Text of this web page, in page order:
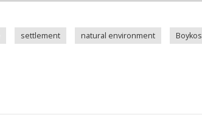
settlement natural environment Boykos